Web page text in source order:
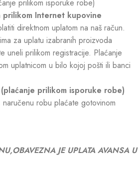
prilikom isporuke robe)
prilikom Internet kupovine
direktnom uplatom na naš račun.
za uplatu izabranih proizvoda
uneli prilikom registracije. Plaćanje
uplatnicom u bilo kojoj pošti ili banci
prilikom isporuke robe)
robu plaćate gotovinom
JE UPLATA AVANSA U